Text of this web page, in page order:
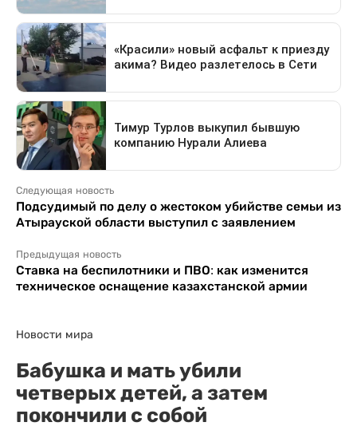
Следующая новость
Подсудимый по делу о жестоком убийстве семьи из
Атырауской области выступил с заявлением
Предыдущая новость
Ставка на беспилотники и ПВО: как изменится
техническое оснащение казахстанской армии
Новости мира
Бабушка и мать убили
четверых детей, а затем
покончили с собой